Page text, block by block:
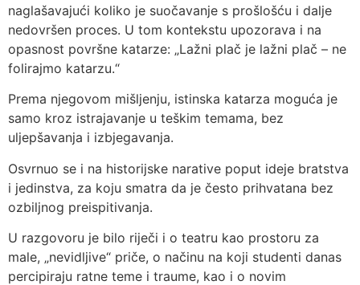
naglašavajući koliko je suočavanje s prošlošću i dalje
nedovršen proces. U tom kontekstu upozorava i na
opasnost površne katarze: „Lažni plač je lažni plač – ne
folirajmo katarzu.“
Prema njegovom mišljenju, istinska katarza moguća je
samo kroz istrajavanje u teškim temama, bez
uljepšavanja i izbjegavanja.
Osvrnuo se i na historijske narative poput ideje bratstva
i jedinstva, za koju smatra da je često prihvatana bez
ozbiljnog preispitivanja.
U razgovoru je bilo riječi i o teatru kao prostoru za
male, „nevidljive“ priče, o načinu na koji studenti danas
percipiraju ratne teme i traume, kao i o novim